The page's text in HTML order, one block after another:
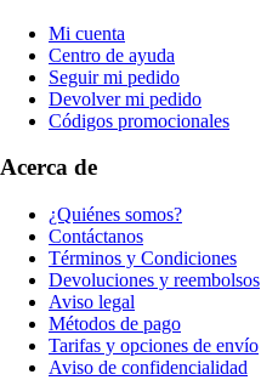
Mi cuenta
Centro de ayuda
Seguir mi pedido
Devolver mi pedido
Códigos promocionales
Acerca de
¿Quiénes somos?
Contáctanos
Términos y Condiciones
Devoluciones y reembolsos
Aviso legal
Métodos de pago
Tarifas y opciones de envío
Aviso de confidencialidad